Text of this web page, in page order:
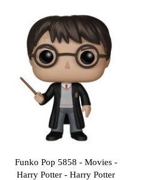
Funko Pop 5858 - Movies -
Harry Potter - Harry Potter